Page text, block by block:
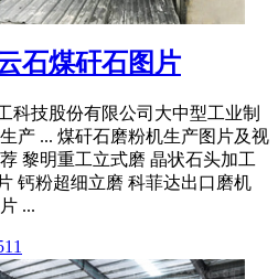
石煤矸石图片
科技股份有限公司大中型工业制
产 ... 煤矸石磨粉机生产图片及视
黎明重工立式磨 晶状石头加工
钙粉超细立磨 科菲达出口磨机
...